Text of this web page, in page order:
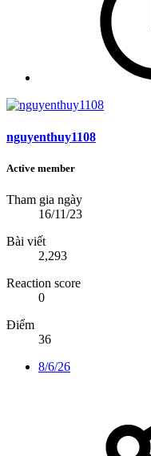
nguyenthuy1108
Active member
Tham gia ngày
16/11/23
Bài viết
2,293
Reaction score
0
Điểm
36
8/6/26